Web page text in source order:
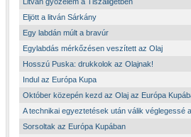
Eljött a litván Sárkány
Egy labdán múlt a bravúr
Egylabdás mérkőzésen veszített az Olaj
Hosszú Puska: drukkolok az Olajnak!
Indul az Európa Kupa
Október közepén kezd az Olaj az Európa
A technikai egyeztetések után válik véglegessé
Sorsoltak az Európa Kupában